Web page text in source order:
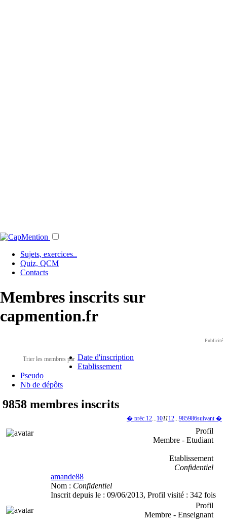
Sujets, exercices..
Quiz, QCM
Contacts
Membres inscrits sur
capmention.fr
Publicité
Trier les membres par Date d'inscription
Etablissement
Pseudo
Nb de dépôts
9858 membres inscrits
� préc.12...101112...985986suivant �
Profil
Membre - Etudiant
Etablissement
Confidentiel
amande88
Nom : Confidentiel
Inscrit depuis le : 09/06/2013, Profil visité : 342 fois
Profil
Membre - Enseignant